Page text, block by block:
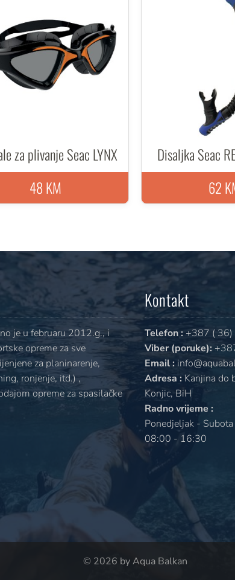
za plivanje Seac LYNX
48 KM
Disaljka Seac
62
je u februaru 2012.g., i
opreme za sve
za planinarenje,
ronjenje, itd.) ,
opreme za spasilačke
Kontakt
Telefon : +387 (
Viber (poruke):
Email :
Adresa : Kanjina do
Konjic, BiH
Radno vrijeme :
Ponedjeljak - Subota
08:00 - 16:30
© 2026 by Aqua Balkan